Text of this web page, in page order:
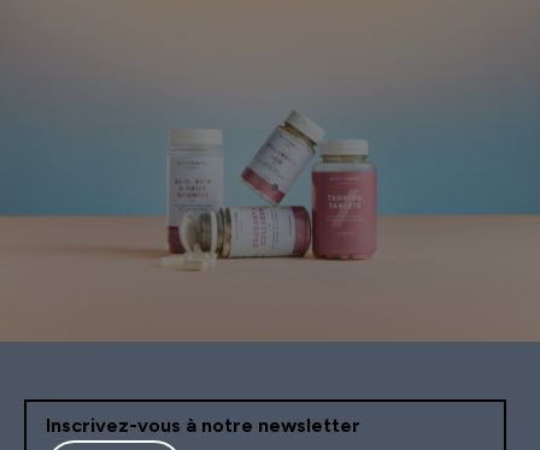
Inscrivez-vous à notre newsletter